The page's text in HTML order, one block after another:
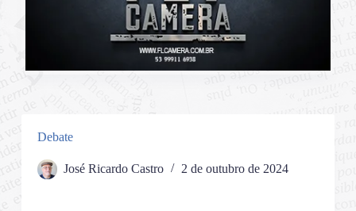
Debate
José Ricardo Castro 2 de outubro de 2024